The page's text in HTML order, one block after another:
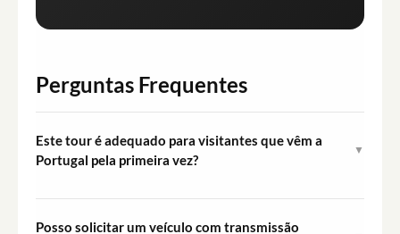
Perguntas Frequentes
Este tour é adequado para visitantes que vêm a
Portugal pela primeira vez?
▼
Posso solicitar um veículo com transmissão